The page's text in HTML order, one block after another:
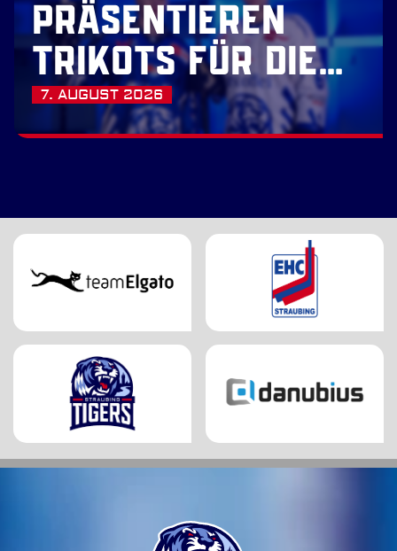
PRÄSENTIEREN
TRIKOTS FÜR DIE
SAISON 2026/27
7. AUGUST 2026